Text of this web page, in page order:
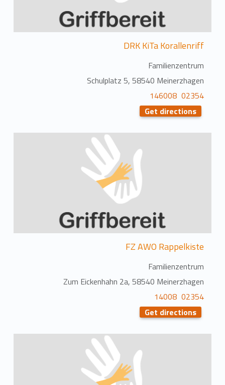
DRK KiTa Korallenriff
Familienzentrum
Schulplatz 5, 58540 Meinerzhagen
02354 146008
Get directions
FZ AWO Rappelkiste
Familienzentrum
Zum Eickenhahn 2a, 58540 Meinerzhagen
02354 14008
Get directions